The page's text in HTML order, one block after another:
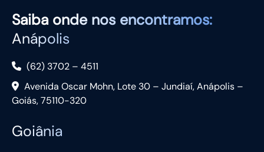
Saiba onde nos encontramos:
Anápolis
(62) 3702 – 4511
Avenida Oscar Mohn, Lote 30 – Jundiaí, Anápolis –
Goiás, 75110-320
Goiânia